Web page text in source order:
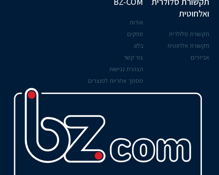
ואלחוטית
תקשורת סלולרית
תקשורת אלחוטית
אביזרים
אודות
ספקים
בלוג
צור קשר
הצהרת נגישות
מסמך אחריות למוצרים